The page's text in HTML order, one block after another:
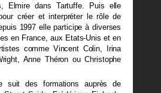
Elmire dans Tartuffe. Puis elle
créer et interpréter le rôle de
1997 elle participe à diverses
en France, aux Etats-Unis et en
comme Vincent Colin, Irina
Anne Théron ou Christophe
suit des formations auprès de